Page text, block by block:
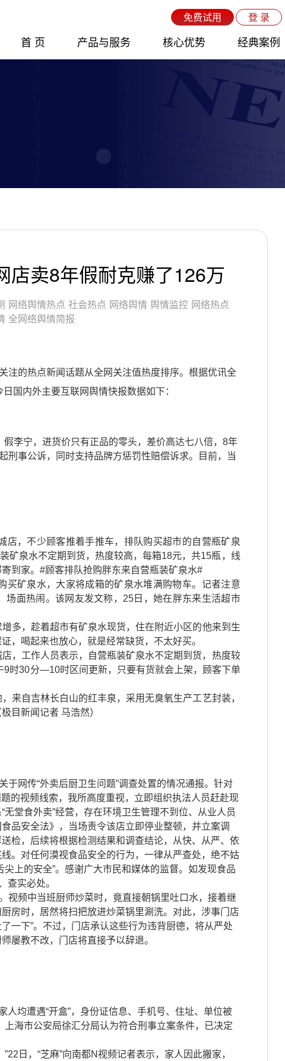
免费试用 登 录
首 页 产品与服务 核心优势 经典案例
店卖8年假耐克赚了126万
网络舆情热点 社会热点 网络舆情 舆情监控 网络热点
全网络舆情简报
注的热点新闻话题从全网关注值热度排序。根据优讯全
国内外主要互联网舆情快报数据如下：
李宁，进货价只有正品的零头，差价高达七八倍，8年
刑事公诉，同时支持品牌方惩罚性赔偿诉求。目前，当
，不少顾客推着手推车，排队购买超市的自营瓶矿泉
矿泉水不定期到货，热度较高，每箱18元，共15瓶，线
到家。#顾客排队抢购胖东来自营瓶装矿泉水#
买矿泉水，大家将成箱的矿泉水堆满购物车。记者注意
面热闹。该网友发文称，25日，她在胖东来生活超市
多，趁着超市有矿泉水现货，住在附近小区的他来到生
，喝起来也放心，就是经常缺货，不太好买。
，工作人员表示，自营瓶装矿泉水不定期到货，热度较
时30分—10时区间更新，只要有货就会上架，顾客下单
来自吉林长白山的红丰泉，采用无臭氧生产工艺封装，
目新闻记者 马浩然）
网传“外卖后厨卫生问题”调查处置的情况通报。针对
的视频线索，我所高度重视，立即组织执法人员赶赴现
堂食外卖”经营，存在环境卫生管理不到位、从业人员
品安全法》，当场责令该店立即停业整顿，并立案调
检，后续将根据检测结果和调查结论，从快、从严、依
。对任何漠视食品安全的行为，一律从严查处，绝不姑
上的安全”。感谢广大市民和媒体的监督。如发现食品
查实必处。
视频中当班厨师炒菜时，竟直接朝锅里吐口水，接着继
房时，居然将扫把放进炒菜锅里涮洗。对此，涉事门店
一下”。不过，门店承认这些行为违背厨德，将从严处
屡教不改，门店将直接予以辞退。
人均遭遇“开盒”，身份证信息、手机号、住址、单位被
上海市公安局徐汇分局认为符合刑事立案条件，已决定
日，“芝麻”向南都N视频记者表示，家人因此搬家，